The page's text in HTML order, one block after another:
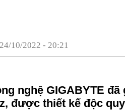
10/2022 - 20:21
nghệ GIGABYTE
được thiết kế độc